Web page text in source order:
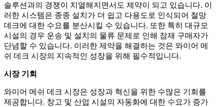
솔루션과의 경쟁이 치열해지면서도 제약이 되고 있습니다. 이
러한 시스템은 종종 설치가 더 쉽고 다용도로 인식되어 철망
데크에 대한 수요를 분산시킬 수 있습니다. 또한 특히 대규모
시설의 경우 운송 및 설치의 물류 문제로 인해 잠재 구매자가
단념할 수 있습니다. 이러한 제약을 해결하는 것은 와이어 메
쉬 데크 시장의 지속적인 성장을 위해 필수적입니다.
시장 기회
와이어 메쉬 데크 시장은 성장과 혁신을 위한 수많은 기회를
제공합니다. 창고 및 산업 시설의 자동화에 대한 수요가 증가